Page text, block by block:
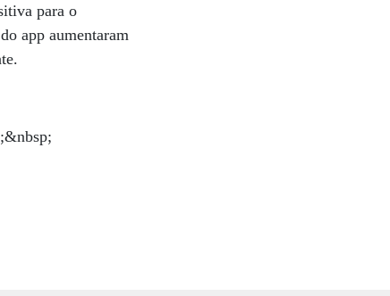
para o
app aumentaram